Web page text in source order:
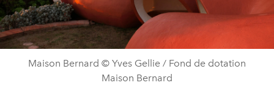
Maison Bernard © Yves Gellie / Fond de dotation
Maison Bernard